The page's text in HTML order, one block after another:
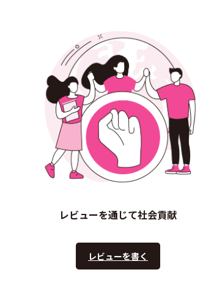
レビューを通じて社会貢献
レビューを書く